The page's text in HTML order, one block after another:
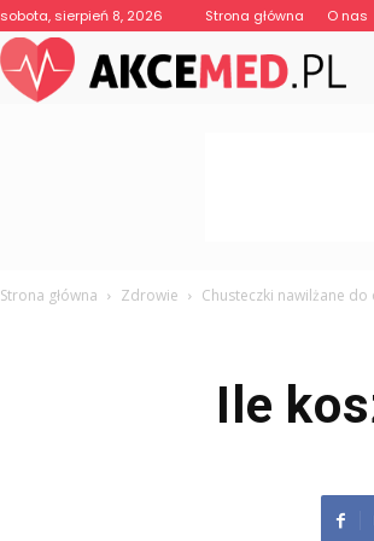
sobota, sierpień 8, 2026 Strona główna O nas
Strona główna Zdrowie Chusteczki nawilżane
Ile